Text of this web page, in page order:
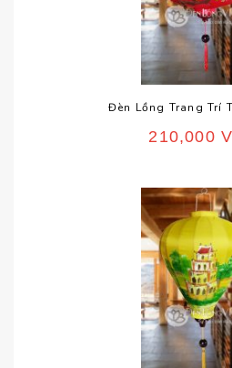
Đèn Lồng Trang Trí
210,000